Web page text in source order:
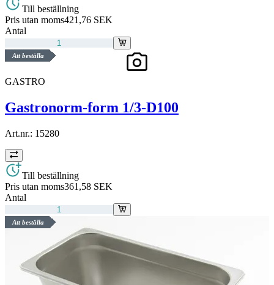
Till beställning
Pris utan moms421,76 SEK
Antal
Att beställa
GASTRO
Gastronorm-form 1/3-D100
Art.nr.: 15280
Till beställning
Pris utan moms361,58 SEK
Antal
Att beställa